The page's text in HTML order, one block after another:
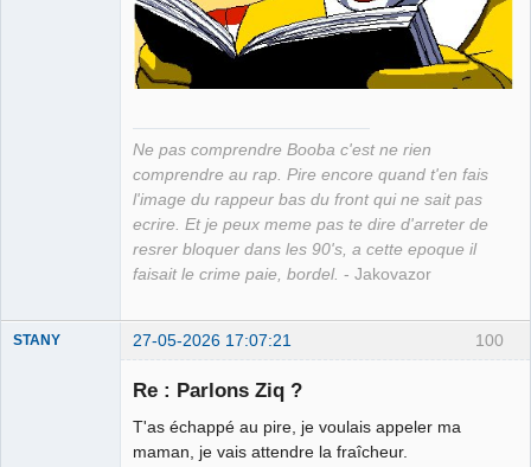
Ne pas comprendre Booba c'est ne rien
comprendre au rap. Pire encore quand t'en fais
l'image du rappeur bas du front qui ne sait pas
ecrire. Et je peux meme pas te dire d'arreter de
resrer bloquer dans les 90's, a cette epoque il
faisait le crime paie, bordel. - Jakovazor
100
STANY 27-05-2026 17:07:21
Re : Parlons Ziq ?
T'as échappé au pire, je voulais appeler ma
maman, je vais attendre la fraîcheur.